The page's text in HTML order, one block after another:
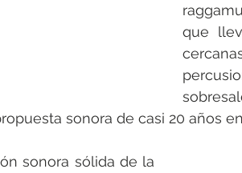
que
sonora de casi 20 años
sonora sólida de la